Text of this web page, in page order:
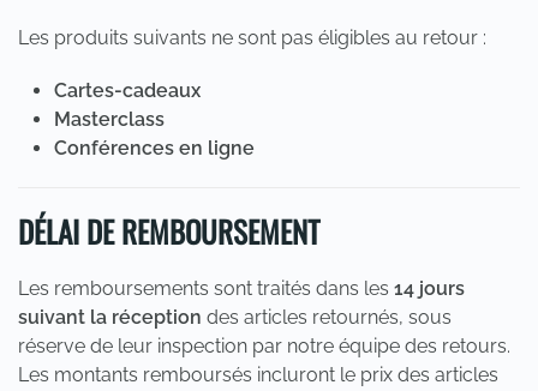
Les produits suivants ne sont pas éligibles au retour :
Cartes-cadeaux
Masterclass
Conférences en ligne
DÉLAI DE REMBOURSEMENT
Les remboursements sont traités dans les 14 jours
suivant la réception des articles retournés, sous
réserve de leur inspection par notre équipe des retours.
Les montants remboursés incluront le prix des articles